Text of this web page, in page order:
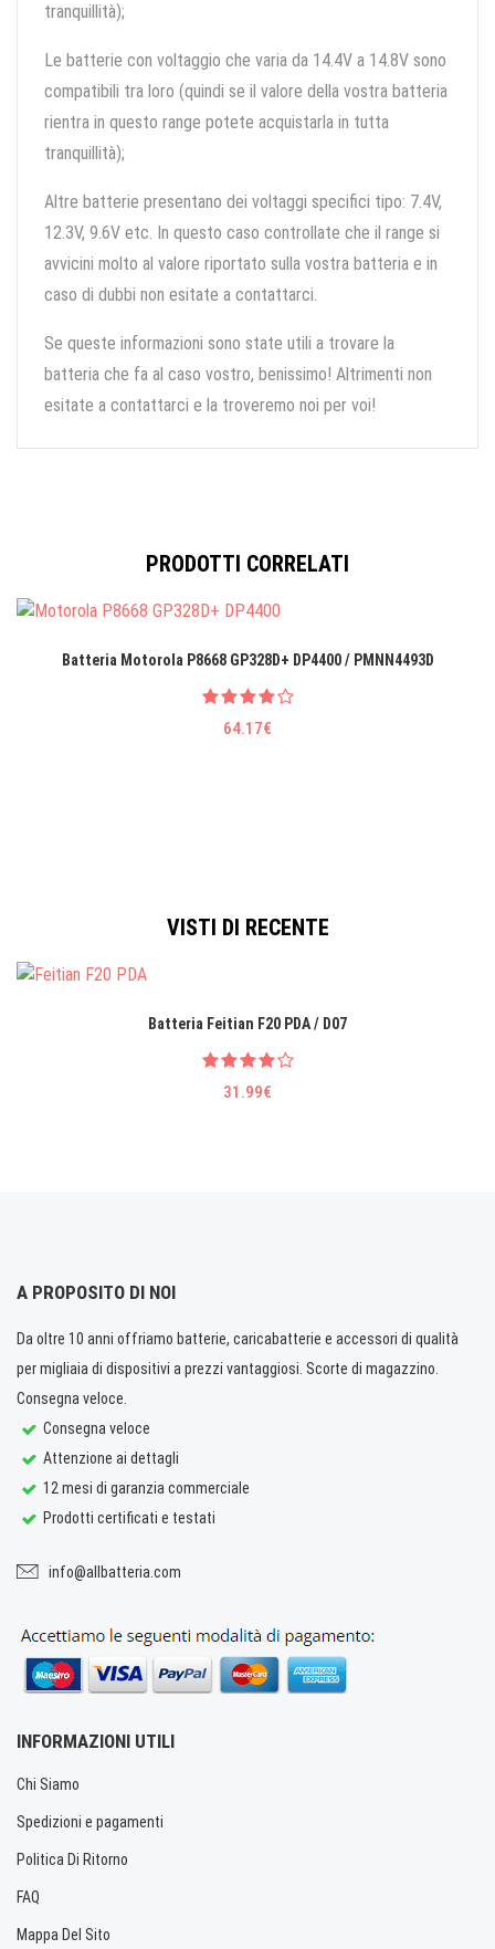
tranquillità);
Le batterie con voltaggio che varia da 14.4V a 14.8V sono
compatibili tra loro (quindi se il valore della vostra batteria
rientra in questo range potete acquistarla in tutta
tranquillità);
Altre batterie presentano dei voltaggi specifici tipo: 7.4V,
12.3V, 9.6V etc. In questo caso controllate che il range si
avvicini molto al valore riportato sulla vostra batteria e in
caso di dubbi non esitate a contattarci.
Se queste informazioni sono state utili a trovare la
batteria che fa al caso vostro, benissimo! Altrimenti non
esitate a contattarci e la troveremo noi per voi!
PRODOTTI CORRELATI
Batteria Motorola P8668 GP328D+ DP4400 / PMNN4493D
64.17€
VISTI DI RECENTE
Batteria Feitian F20 PDA / D07
31.99€
A PROPOSITO DI NOI
Da oltre 10 anni offriamo batterie, caricabatterie e accessori di qualità
per migliaia di dispositivi a prezzi vantaggiosi. Scorte di magazzino.
Consegna veloce.
Consegna veloce
Attenzione ai dettagli
12 mesi di garanzia commerciale
Prodotti certificati e testati
info@allbatteria.com
INFORMAZIONI UTILI
Chi Siamo
Spedizioni e pagamenti
Politica Di Ritorno
FAQ
Mappa Del Sito